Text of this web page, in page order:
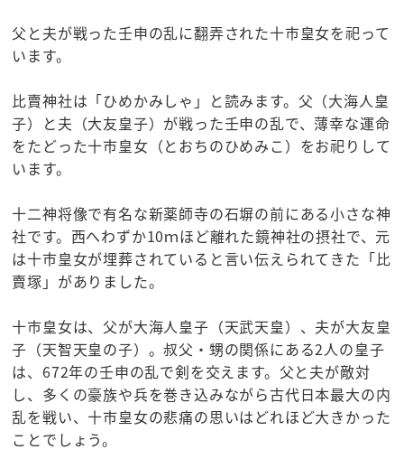
父と夫が戦った壬申の乱に翻弄された十市皇女を祀って
います。
比賣神社は「ひめかみしゃ」と読みます。父（大海人皇
子）と夫（大友皇子）が戦った壬申の乱で、薄幸な運命
をたどった十市皇女（とおちのひめみこ）をお祀りして
います。
十二神将像で有名な新薬師寺の石塀の前にある小さな神
社です。西へわずか10ｍほど離れた鏡神社の摂社で、元
は十市皇女が埋葬されていると言い伝えられてきた「比
賣塚」がありました。
十市皇女は、父が大海人皇子（天武天皇）、夫が大友皇
子（天智天皇の子）。叔父・甥の関係にある2人の皇子
は、672年の壬申の乱で剣を交えます。父と夫が敵対
し、多くの豪族や兵を巻き込みながら古代日本最大の内
乱を戦い、十市皇女の悲痛の思いはどれほど大きかった
ことでしょう。